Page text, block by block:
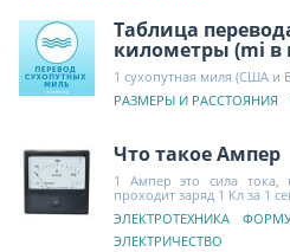
Таблица
километры (mi в
1 сухопутная миля (США и
РАЗМЕРЫ И РАССТОЯНИЯ
Что такое Ампер
1 Ампер это сила тока,
проходит заряд 1 Кл за 1
ЭЛЕКТРОТЕХНИКА
ЭЛЕКТРИЧЕСТВО